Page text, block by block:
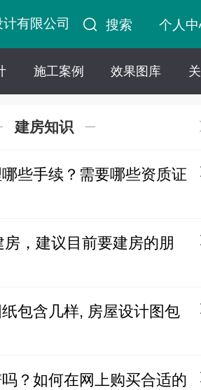
有限公司 搜索 个人
施工案例 效果图库
建房知识
些手续？需要哪些资质证
，建议目前要建房的朋
包含几样, 房屋设计图包
？如何在网上购买合适的